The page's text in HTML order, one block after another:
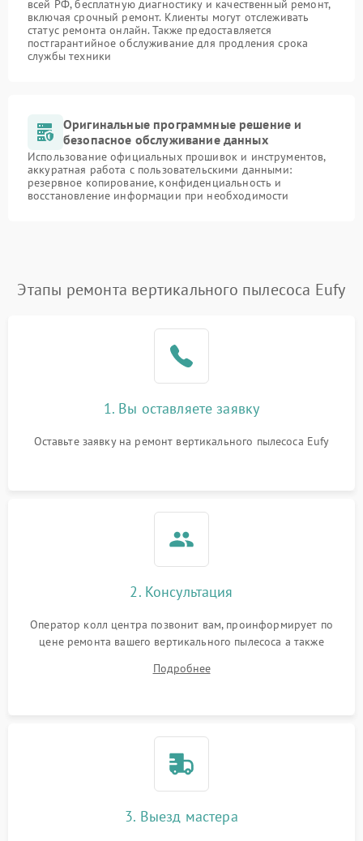
всей РФ, бесплатную диагностику и качественный ремонт,
включая срочный ремонт. Клиенты могут отслеживать
статус ремонта онлайн. Также предоставляется
постгарантийное обслуживание для продления срока
службы техники
Оригинальные программные решение и
безопасное обслуживание данных
Использование официальных прошивок и инструментов,
аккуратная работа с пользовательскими данными:
резервное копирование, конфиденциальность и
восстановление информации при необходимости
Этапы ремонта вертикального пылесоса Eufy
1. Вы оставляете заявку
Оставьте заявку на ремонт вертикального пылесоса Eufy
2. Консультация
Оператор колл центра позвонит вам, проинформирует по
цене ремонта вашего вертикального пылесоса а также
Подробнее
3. Выезд мастера